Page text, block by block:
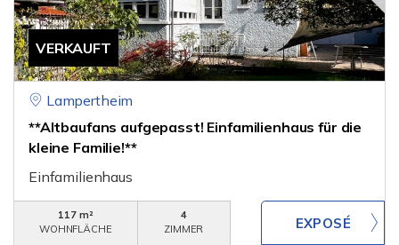
VERKAUFT
Lampertheim
**Altbaufans aufgepasst! Einfamilienhaus für die
kleine Familie!**
Einfamilienhaus
117 m²
WOHNFLÄCHE
4
ZIMMER